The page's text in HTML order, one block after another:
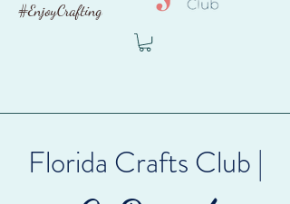
#EnjoyCrafting
Florida Crafts Club |